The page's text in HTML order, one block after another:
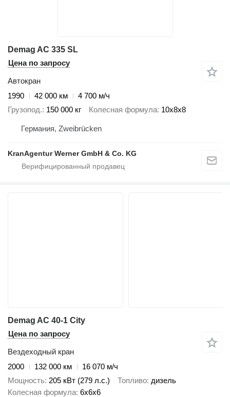
Demag AC 335 SL
Цена по запросу
Автокран
1990
42 000 км
4 700 м/ч
Грузопод. 150 000 кг Колесная формула 10x8x8
Германия, Zweibrücken
KranAgentur Werner GmbH & Co. KG
Demag AC 40-1 City
Цена по запросу
Вездеходный кран
2000
132 000 км
16 070 м/ч
Мощность 205 кВт (279 л.с.) Топливо дизель
Колесная формула 6x6x6